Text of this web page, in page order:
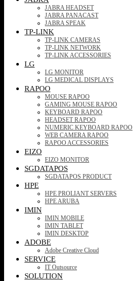
JABRA HEADSET
JABRA PANACAST
JABRA SPEAK
TP-LINK
TP-LINK CAMERAS
TP-LINK NETWORK
TP-LINK ACCESSORIES
LG
LG MONITOR
LG MEDICAL DISPLAYS
RAPOO
MOUSE RAPOO
GAMING MOUSE RAPOO
KEYBOARD RAPOO
HEADSET RAPOO
NUMERIC KEYBOARD RAPOO
WEB CAMERA RAPOO
RAPOO ACCESSORIES
EIZO
EIZO MONITOR
SGDATAPOS
SGDATAPOS PRODUCT
HPE
HPE PROLIANT SERVERS
HPE ARUBA
IMIN
IMIN MOBILE
IMIN TABLET
IMIN DESKTOP
ADOBE
Adobe Creative Cloud
SERVICE
IT Outsource
SOLUTION